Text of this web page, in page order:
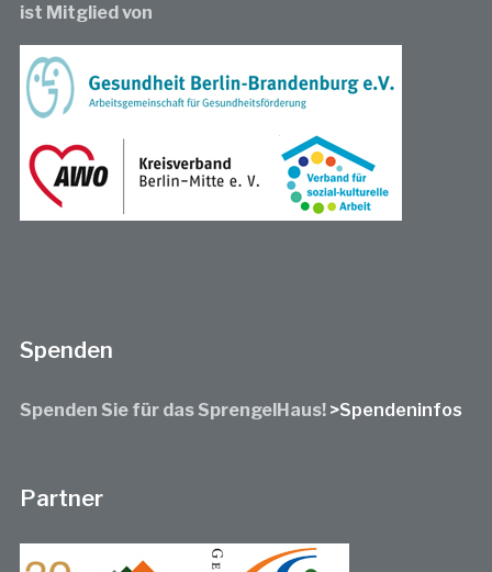
ist Mitglied von
Spenden
Spenden Sie für das SprengelHaus! >Spendeninfos
Partner